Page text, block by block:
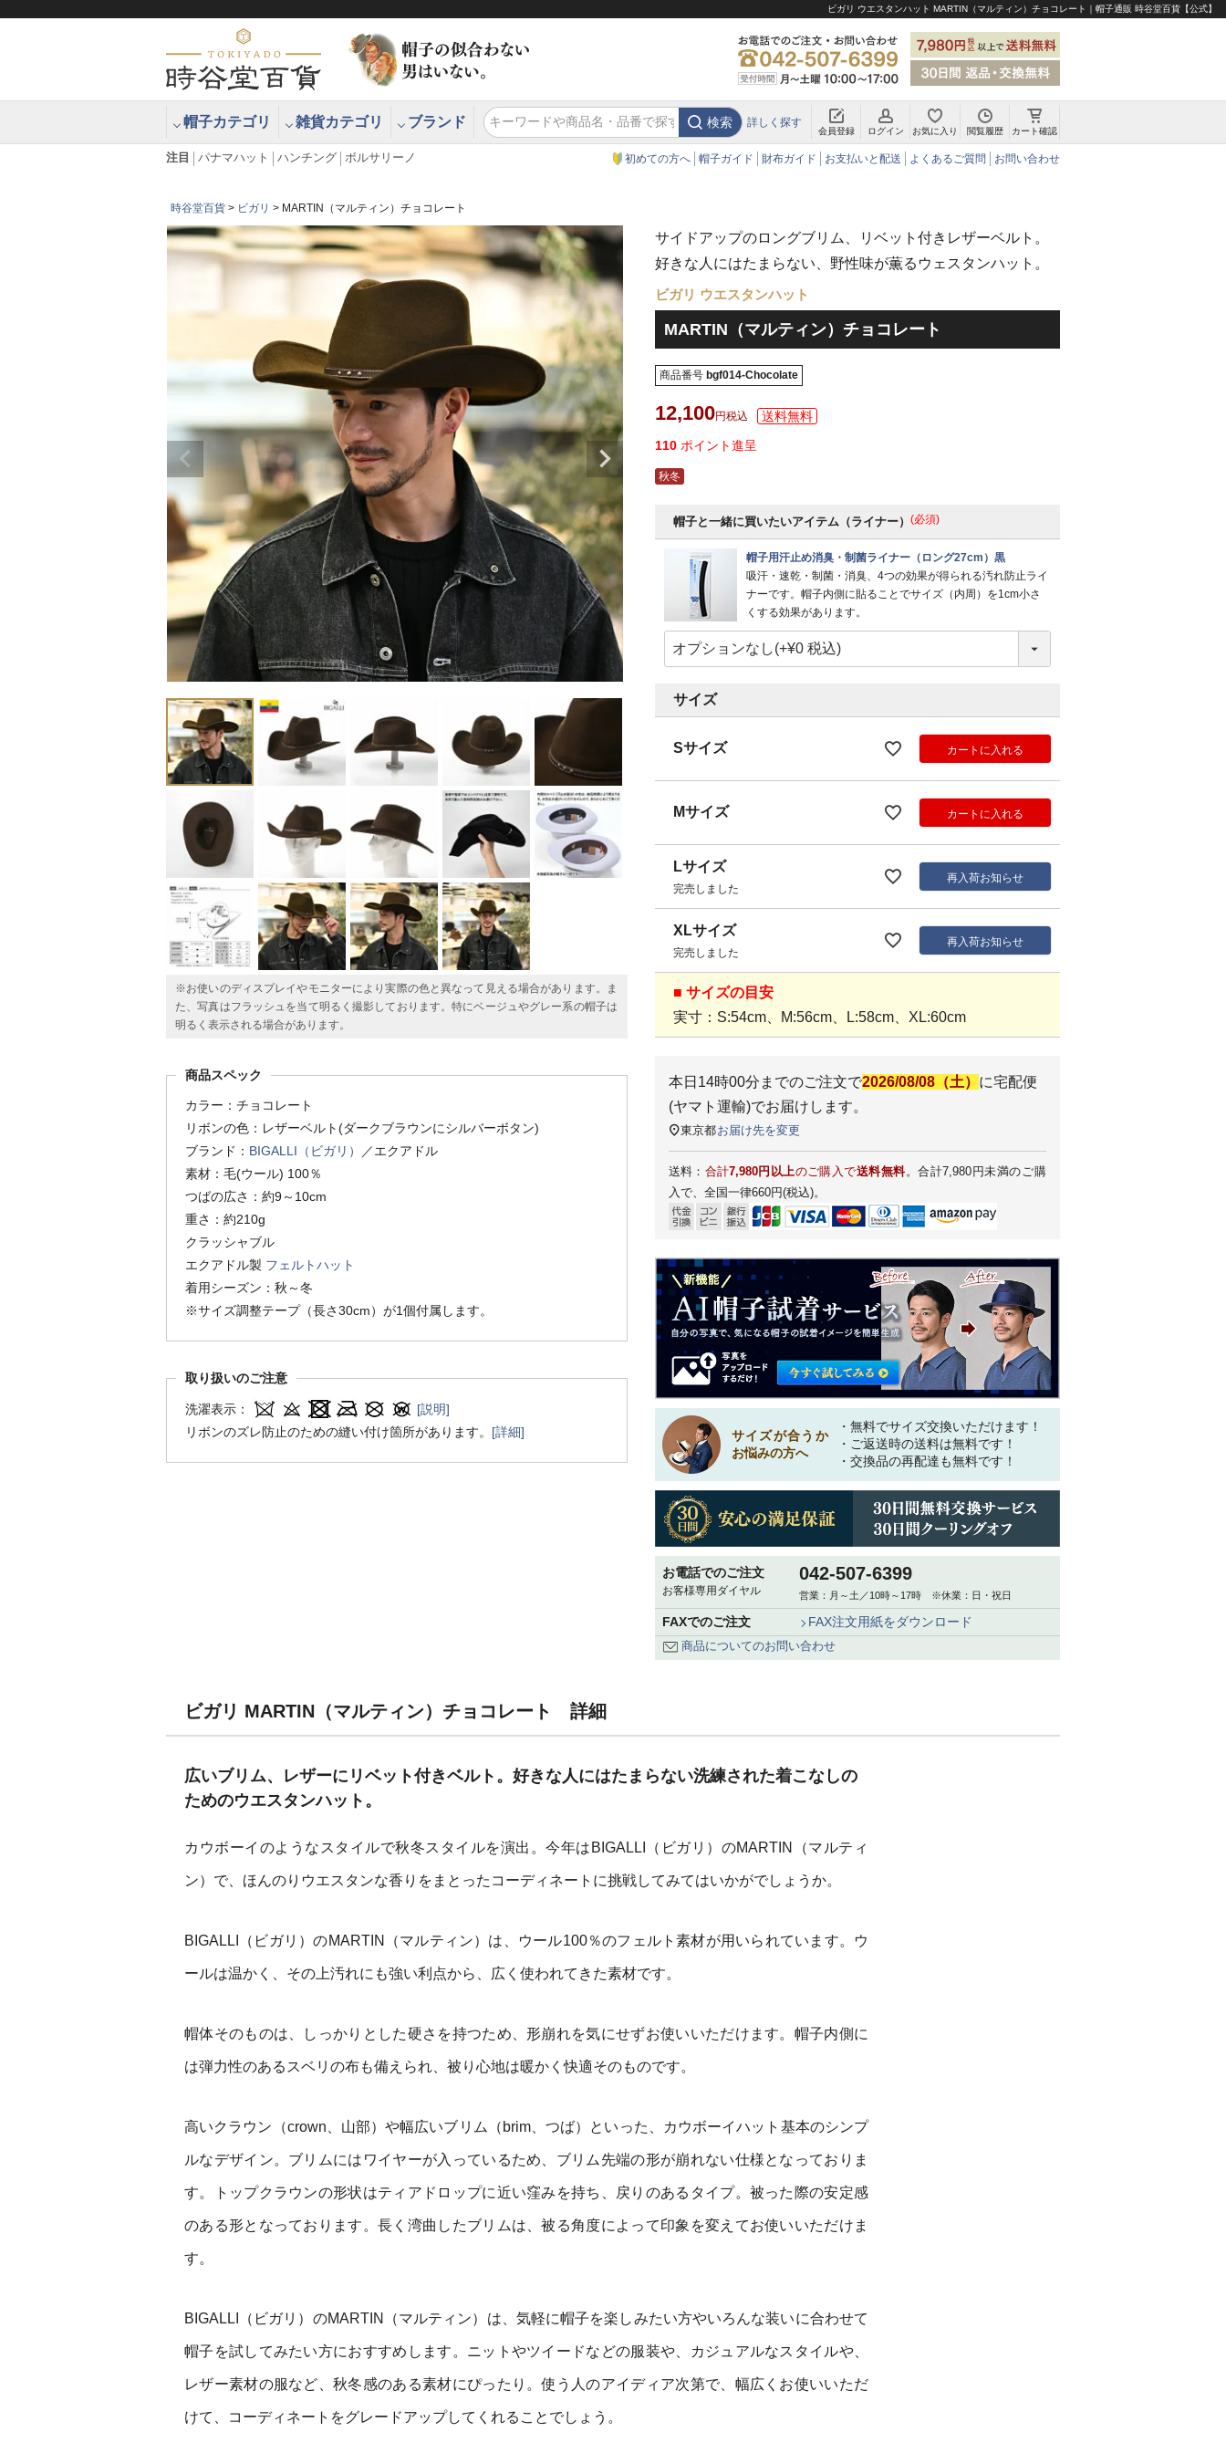
ビガリ ウエスタンハット MARTIN（マルティン）チョコレート｜帽子通販 時谷堂百貨【公式】
帽子カテゴリ 雑貨カテゴリ ブランド 検索 詳しく探す
会員登録 ログイン お気に入り 閲覧履歴 カート確認
注目 パナマハット ハンチング ボルサリーノ 初めての方へ 帽子ガイド 財布ガイド お支払いと配送 よくあるご質問 お問い合わせ
時谷堂百貨 ビガリ MARTIN（マルティン）チョコレート
※お使いのディスプレイやモニターにより実際の色と異なって見える場合があります。ま
た、写真はフラッシュを当て明るく撮影しております。特にベージュやグレー系の帽子は
明るく表示される場合があります。
商品スペック
カラー：チョコレート
リボンの色：レザーベルト(ダークブラウンにシルバーボタン)
ブランド： BIGALLI（ビガリ）
／エクアドル
素材：毛(ウール) 100％
つばの広さ：約9～10cm
重さ：約210g
クラッシャブル
エクアドル製 フェルトハット
着用シーズン：秋～冬
※サイズ調整テープ（長さ30cm）が1個付属します。
取り扱いのご注意
洗濯表示：
[説明]
リボンのズレ防止のための縫い付け箇所があります。 [詳細]
サイドアップのロングブリム、リベット付きレザーベルト。
好きな人にはたまらない、野性味が薫るウェスタンハット。
ビガリ ウエスタンハット
MARTIN（マルティン）チョコレート
商品番号 bgf014-Chocolate
12,100 税込
110 ポイント進呈
秋冬
帽子と一緒に買いたいアイテム（ライナー） (必須)
帽子用汗止め消臭・制菌ライナー（ロング27cm）黒
吸汗・速乾・制菌・消臭、4つの効果が得られる汚れ防止ライ
ナーです。帽子内側に貼ることでサイズ（内周）を1cm小さ
くする効果があります。
サイズ
Sサイズ カートに入れる
Mサイズ カートに入れる
Lサイズ
完売しました
再入荷お知らせ
XLサイズ
完売しました
再入荷お知らせ
■ サイズの目安
実寸：S:54cm、M:56cm、L:58cm、XL:60cm
本日 14時00分 までのご注文で2026/08/08（土） に宅配便
(ヤマト運輸)でお届けします。
東京都お届け先を変更
送料： 合計7,980円以上のご購入で送料無料。合計7,980円未満のご購
入で、全国一律660円(税込)。
サイズが合うか
お悩みの方へ
・無料でサイズ交換いただけます！
・ご返送時の送料は無料です！
・交換品の再配達も無料です！
お電話でのご注文
お客様専用ダイヤル
042-507-6399
営業：月～土／10時～17時 ※休業：日・祝日
FAXでのご注文 FAX注文用紙をダウンロード
商品についてのお問い合わせ
ビガリ MARTIN（マルティン）チョコレート 詳細
広いブリム、レザーにリベット付きベルト。好きな人にはたまらない洗練された着こなしの
ためのウエスタンハット。
カウボーイのようなスタイルで秋冬スタイルを演出。今年はBIGALLI（ビガリ）のMARTIN（マルティ
ン）で、ほんのりウエスタンな香りをまとったコーディネートに挑戦してみてはいかがでしょうか。
BIGALLI（ビガリ）のMARTIN（マルティン）は、ウール100％のフェルト素材が用いられています。ウ
ールは温かく、その上汚れにも強い利点から、広く使われてきた素材です。
帽体そのものは、しっかりとした硬さを持つため、形崩れを気にせずお使いいただけます。帽子内側に
は弾力性のあるスベリの布も備えられ、被り心地は暖かく快適そのものです。
高いクラウン（crown、山部）や幅広いブリム（brim、つば）といった、カウボーイハット基本のシンプ
ルなデザイン。ブリムにはワイヤーが入っているため、ブリム先端の形が崩れない仕様となっておりま
す。トップクラウンの形状はティアドロップに近い窪みを持ち、戻りのあるタイプ。被った際の安定感
のある形となっております。長く湾曲したブリムは、被る角度によって印象を変えてお使いいただけま
す。
BIGALLI（ビガリ）のMARTIN（マルティン）は、気軽に帽子を楽しみたい方やいろんな装いに合わせて
帽子を試してみたい方におすすめします。ニットやツイードなどの服装や、カジュアルなスタイルや、
レザー素材の服など、秋冬感のある素材にぴったり。使う人のアイディア次第で、幅広くお使いいただ
けて、コーディネートをグレードアップしてくれることでしょう。